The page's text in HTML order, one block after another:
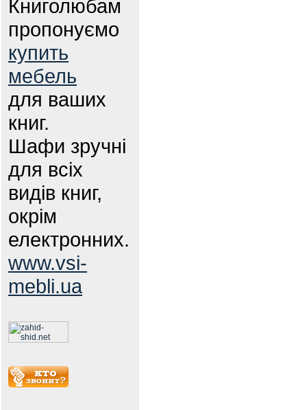
Книголюбам
пропонуємо
купить
мебель
для ваших
книг.
Шафи зручні
для всіх
видів книг,
окрім
електронних.
www.vsi-
mebli.ua